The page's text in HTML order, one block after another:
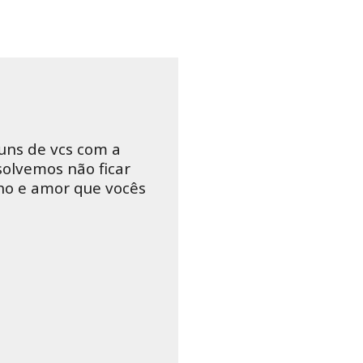
de vcs com a
não ficar
e amor que vocês